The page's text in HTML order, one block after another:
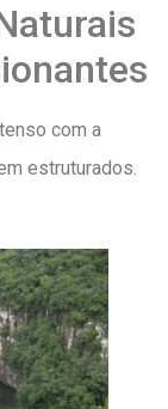
com a
estruturados.